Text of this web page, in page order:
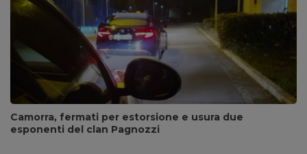
Camorra, fermati per estorsione e usura due
esponenti del clan Pagnozzi